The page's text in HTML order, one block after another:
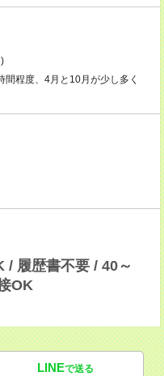
程度、4月と10月が少し多く
/ 履歴書不要 / 40～
OK
LINEで送る